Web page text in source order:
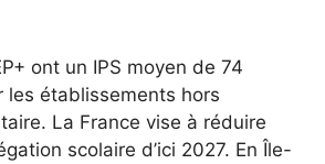
ont un IPS moyen de 74
les établissements hors
La France vise à réduire
scolaire d’ici 2027. En Île-